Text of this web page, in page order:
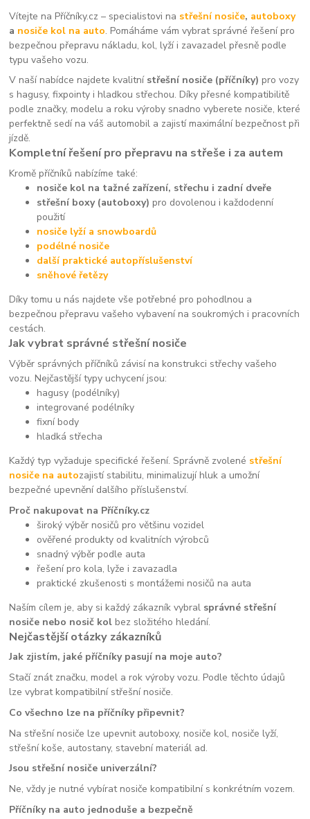
Vítejte na Příčníky.cz – specialistovi na střešní nosiče, autoboxy
a nosiče kol na auto. Pomáháme vám vybrat správné řešení pro
bezpečnou přepravu nákladu, kol, lyží i zavazadel přesně podle
typu vašeho vozu.
V naší nabídce najdete kvalitní střešní nosiče (příčníky) pro vozy
s hagusy, fixpointy i hladkou střechou. Díky přesné kompatibilitě
podle značky, modelu a roku výroby snadno vyberete nosiče, které
perfektně sedí na váš automobil a zajistí maximální bezpečnost při
jízdě.
Kompletní řešení pro přepravu na střeše i za autem
Kromě příčníků nabízíme také:
nosiče kol na tažné zařízení, střechu i zadní dveře
střešní boxy (autoboxy) pro dovolenou i každodenní
použití
nosiče lyží a snowboardů
podélné nosiče
další praktické autopříslušenství
sněhové řetězy
Díky tomu u nás najdete vše potřebné pro pohodlnou a
bezpečnou přepravu vašeho vybavení na soukromých i pracovních
cestách.
Jak vybrat správné střešní nosiče
Výběr správných příčníků závisí na konstrukci střechy vašeho
vozu. Nejčastější typy uchycení jsou:
hagusy (podélníky)
integrované podélníky
fixní body
hladká střecha
Každý typ vyžaduje specifické řešení. Správně zvolené střešní
nosiče na autozajistí stabilitu, minimalizují hluk a umožní
bezpečné upevnění dalšího příslušenství.
Proč nakupovat na Příčníky.cz
široký výběr nosičů pro většinu vozidel
ověřené produkty od kvalitních výrobců
snadný výběr podle auta
řešení pro kola, lyže i zavazadla
praktické zkušenosti s montážemi nosičů na auta
Naším cílem je, aby si každý zákazník vybral správné střešní
nosiče nebo nosič kol bez složitého hledání.
Nejčastější otázky zákazníků
Jak zjistím, jaké příčníky pasují na moje auto?
Stačí znát značku, model a rok výroby vozu. Podle těchto údajů
lze vybrat kompatibilní střešní nosiče.
Co všechno lze na příčníky připevnit?
Na střešní nosiče lze upevnit autoboxy, nosiče kol, nosiče lyží,
střešní koše, autostany, stavební materiál ad.
Jsou střešní nosiče univerzální?
Ne, vždy je nutné vybírat nosiče kompatibilní s konkrétním vozem.
Příčníky na auto jednoduše a bezpečně